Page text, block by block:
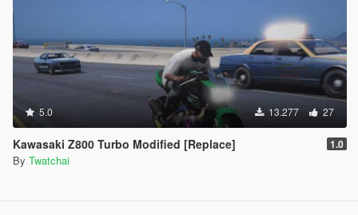
5.0 13.277 27
Kawasaki Z800 Turbo Modified [Replace] 1.0
By Twatchai